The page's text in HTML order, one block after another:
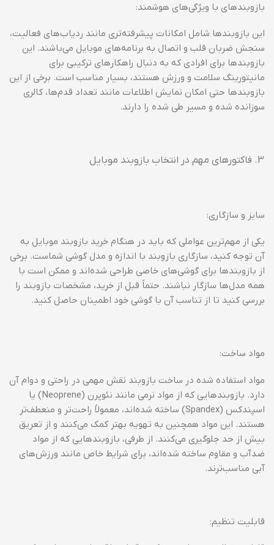
بازوبندهای با ویژگی‌های هوشمند:
این بازوبندها شامل امکانات پیشرفته‌تری مانند ردیاب‌های فعالیت،
سنجش ضربان قلب و اتصال به برنامه‌های موبایل می‌باشند. این
بازوبندها برای افرادی که به دنبال راهکارهای ترکیبی برای
مانیتورینگ سلامت و ورزش هستند، بسیار مناسب است. برخی از این
بازوبندها حتی امکان نمایش اطلاعات مانند تعداد قدم‌ها، کالری
سوزانده شده و مسیر طی شده را دارند.
فاکتورهای مهم در انتخاب بازوبند موبایل
سایز و سازگاری:
یکی از مهم‌ترین عواملی که باید در هنگام خرید بازوبند موبایل به
آن توجه کنید، سازگاری بازوبند با اندازه و مدل گوشی شماست. برخی
از بازوبندها برای گوشی‌های خاصی طراحی شده‌اند و ممکن است با
همه مدل‌ها سازگار نباشند. حتماً قبل از خرید، مشخصات بازوبند را
بررسی کنید تا از تناسب آن با گوشی خود اطمینان حاصل کنید.
مواد ساخت:
مواد استفاده شده در ساخت بازوبند نقش مهمی در راحتی و دوام آن
دارد. بازوبندهایی که از مواد نرمی مانند نئوپرن (Neoprene) یا
اسپندکس (Spandex) ساخته شده‌اند، معمولاً راحت‌تر و منعطف‌تر
هستند. این مواد همچنین به تهویه بهتر کمک می‌کنند و از تعریق
بیش از حد جلوگیری می‌کنند. از طرفی، بازوبندهایی که از مواد
ضدآب و مقاوم ساخته شده‌اند، برای شرایط خاص مانند ورزش‌های
آبی مناسب‌ترند.
قابلیت تنظیم: